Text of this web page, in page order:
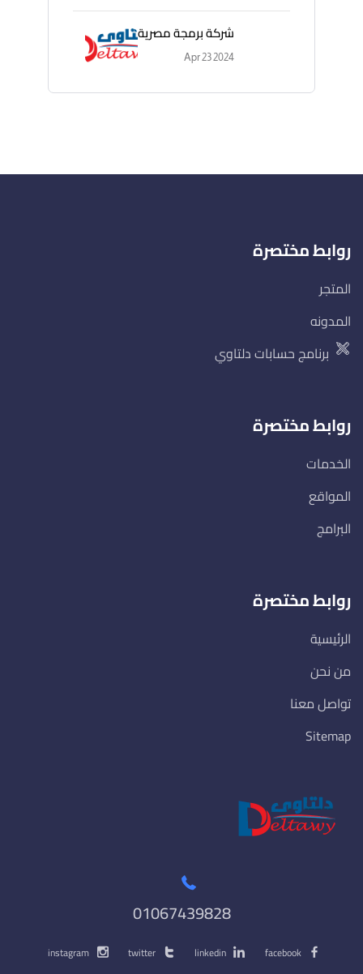
شركة برمجة مصرية
Apr 23 2024
روابط مختصرة
المتجر
المدونه
برنامج حسابات دلتاوي
روابط مختصرة
الخدمات
المواقع
البرامج
روابط مختصرة
الرئيسية
من نحن
تواصل معنا
Sitemap
01067439828
facebook
linkedin
twitter
instagram